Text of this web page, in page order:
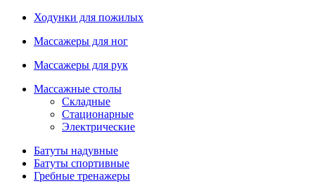
Ходунки для пожилых
Массажеры для ног
Массажеры для рук
Массажные столы
Складные
Стационарные
Электрические
Батуты надувные
Батуты спортивные
Гребные тренажеры